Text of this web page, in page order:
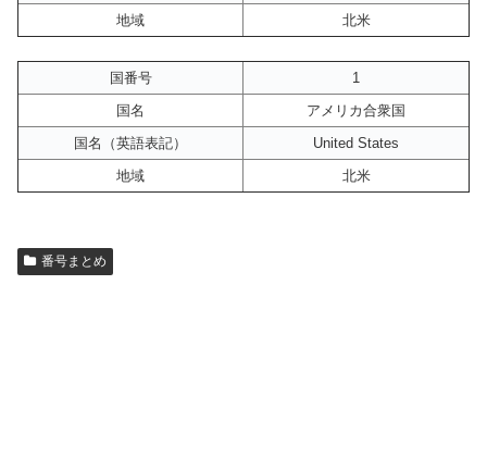
地域
北米
国番号
1
国名
アメリカ合衆国
国名（英語表記）
United States
地域
北米
番号まとめ